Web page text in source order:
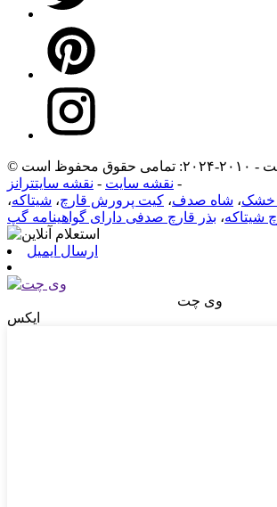
نقشه سایت - نقشه سایتترانز
-
خشک، شاه صدف، کیت پرورش قارچ، شیتاکه،
شیتاکه، بذر قارچ صدفی دارای گواهینامه گپ
ارسال ایمیل
وی چت
ایکس